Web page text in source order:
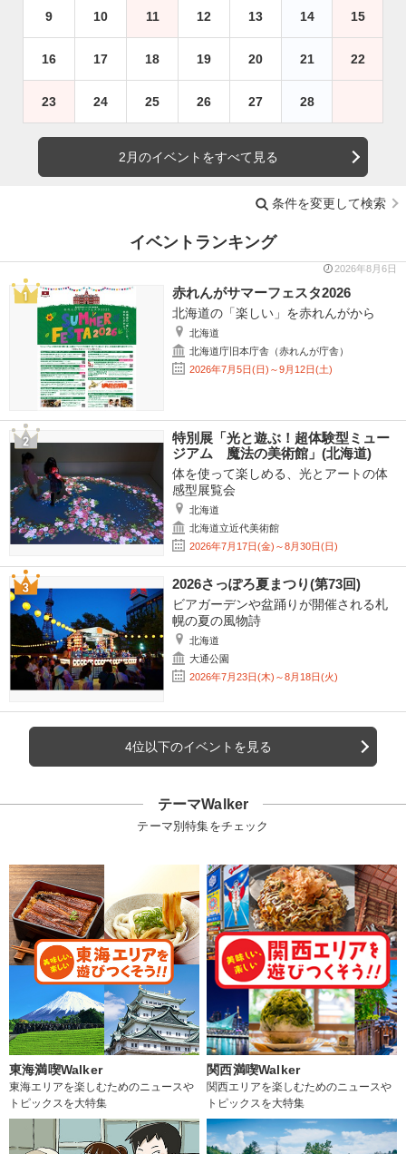
9 10 11 12 13 14 15
16 17 18 19 20 21 22
23 24 25 26 27 28
2月のイベントをすべて見る
条件を変更して検索
イベントランキング
2026年8月6日
赤れんがサマーフェスタ2026
北海道の「楽しい」を赤れんがから
北海道
北海道庁旧本庁舎（赤れんが庁舎）
2026年7月5日(日)～9月12日(土)
特別展「光と遊ぶ！超体験型ミュー
ジアム 魔法の美術館」(北海道)
体を使って楽しめる、光とアートの体
感型展覧会
北海道
北海道立近代美術館
2026年7月17日(金)～8月30日(日)
2026さっぽろ夏まつり(第73回)
ビアガーデンや盆踊りが開催される札
幌の夏の風物詩
北海道
大通公園
2026年7月23日(木)～8月18日(火)
4位以下のイベントを見る
テーマWalker
テーマ別特集をチェック
東海満喫Walker
東海エリアを楽しむためのニュースや
トピックスを大特集
関西満喫Walker
関西エリアを楽しむためのニュースや
トピックスを大特集